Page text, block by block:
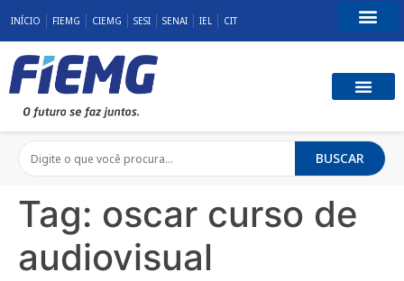
INÍCIO FIEMG CIEMG SESI SENAI IEL CIT
BUSCAR
Tag: oscar curso de
audiovisual